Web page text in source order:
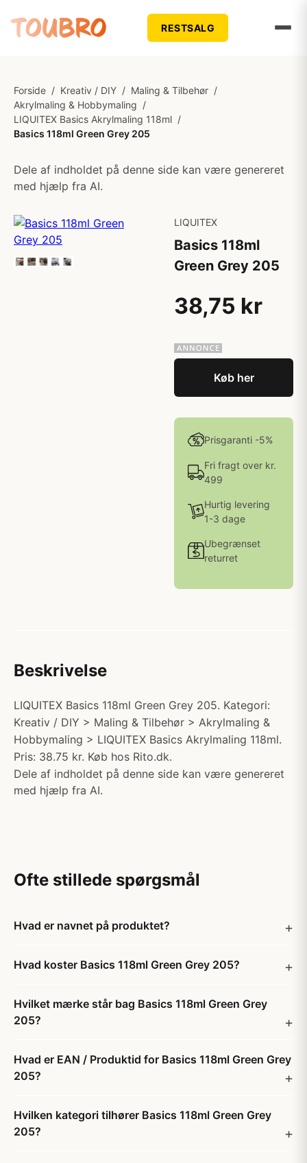
RESTSALG
Forside / Kreativ / DIY / Maling & Tilbehør /
Akrylmaling & Hobbymaling /
LIQUITEX Basics Akrylmaling 118ml /
Basics 118ml Green Grey 205
Dele af indholdet på denne side kan være genereret
med hjælp fra AI.
LIQUITEX
Basics 118ml
Green Grey 205
38,75 kr
Køb her
Prisgaranti -5%
Fri fragt over kr.
499
Hurtig levering
1-3 dage
Ubegrænset
returret
Beskrivelse
LIQUITEX Basics 118ml Green Grey 205. Kategori:
Kreativ / DIY > Maling & Tilbehør > Akrylmaling &
Hobbymaling > LIQUITEX Basics Akrylmaling 118ml.
Pris: 38.75 kr. Køb hos Rito.dk.
Dele af indholdet på denne side kan være genereret
med hjælp fra AI.
Ofte stillede spørgsmål
Hvad er navnet på produktet?
Hvad koster Basics 118ml Green Grey 205?
Hvilket mærke står bag Basics 118ml Green Grey
205?
Hvad er EAN / Produktid for Basics 118ml Green Grey
205?
Hvilken kategori tilhører Basics 118ml Green Grey
205?